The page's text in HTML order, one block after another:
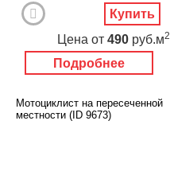
Подробнее
Цена от 490 руб.м2
Купить
Мотоциклист на пересеченной
местности (ID 9673)